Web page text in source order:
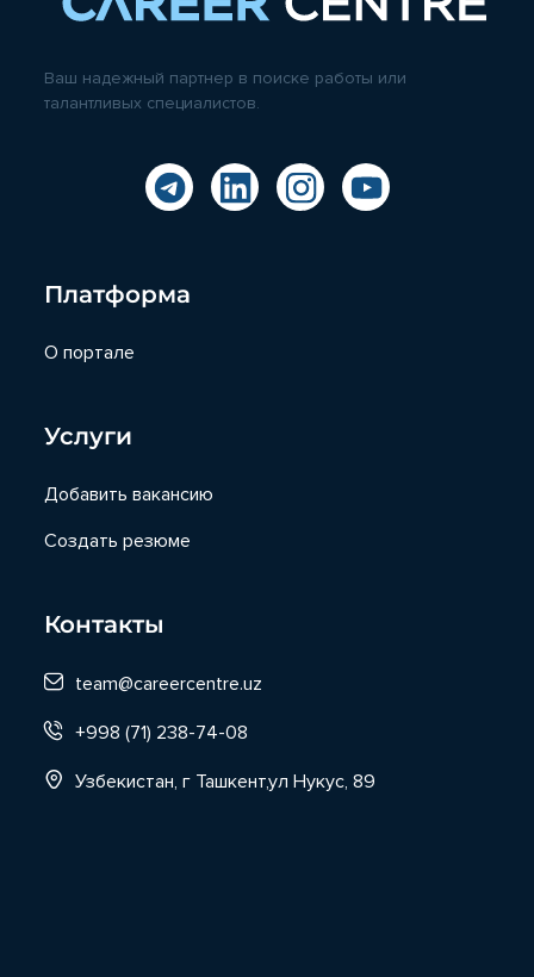
Ваш надежный партнер в поиске работы или
талантливых специалистов.
Платформа
О портале
Услуги
Добавить вакансию
Создать резюме
Контакты
team@careercentre.uz
+998 (71) 238-74-08
Узбекистан, г Ташкент,ул Нукус, 89